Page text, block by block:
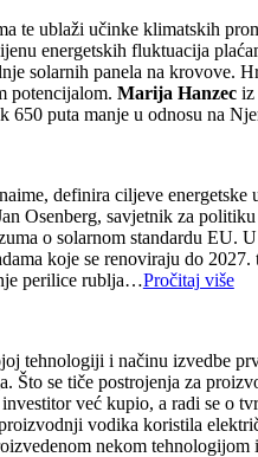
te ublaži učinke klimatskih
energetskih fluktuacija
solarnih panela na
potencijalom. Marija Hanzeciz
650 puta manje u odnosu na
definira ciljeve
Osenberg, savjetnik za
o solarnom standardu
koje se renoviraju do
perilice rublja…Pročitaj više
tehnologiji i načinu izvedbe
Što se tiče postrojenja za
već kupio, a radi se
vodika koristila
nekom